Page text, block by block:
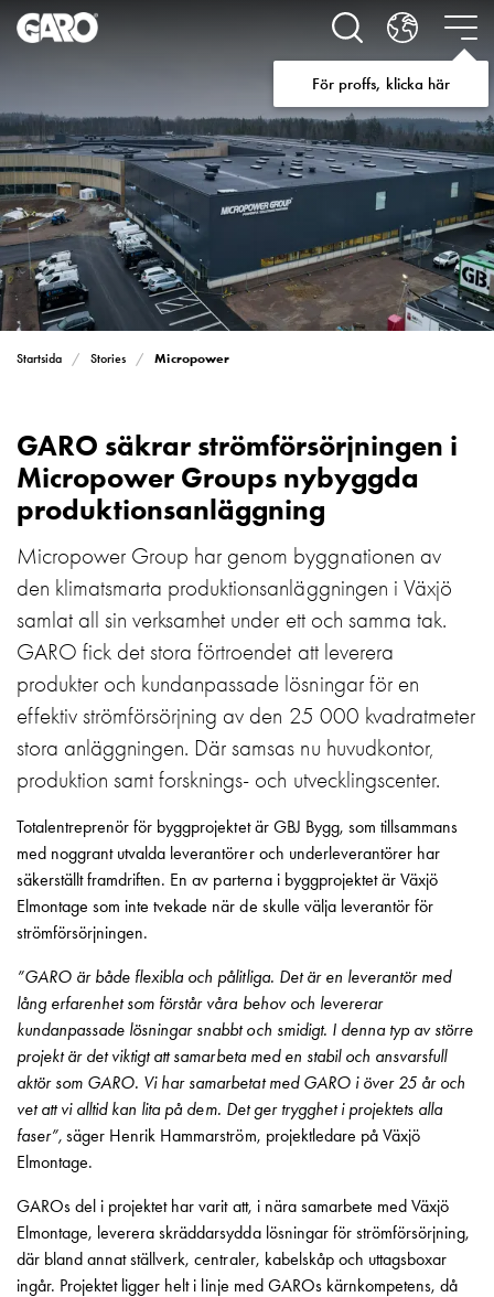
För proffs, klicka här
Lösningar
för
Elbilsladdning
bostadsrättsförening
Elbilsladdning
företag
Elbilsladdning
publika
miljöer
Marina
Villan
Campingplatser
fordonstrafik
Produkter
Laddboxar
Motorvärmare
(AC)
Laddstationer
43kW
(AC)
Mätarskåp
Camping
Marina
Energimätare
för
hem
och
fastigheter
Laddkabel
Laddstation
RAPID
Betalstationer
Support
återförsäljare
Ordlista
elbilsladdning
Skillnaden
på
AC-
och
DC
Startsida Stories Micropower
GARO säkrar strömförsörjningen i
Micropower Groups nybyggda
produktionsanläggning
Micropower Group har genom byggnationen av
den klimatsmarta produktionsanläggningen i Växjö
samlat all sin verksamhet under ett och samma tak.
GARO fick det stora förtroendet att leverera
produkter och kundanpassade lösningar för en
effektiv strömförsörjning av den 25 000 kvadratmeter
stora anläggningen. Där samsas nu huvudkontor,
produktion samt forsknings- och utvecklingscenter.
Totalentreprenör för byggprojektet är GBJ Bygg, som tillsammans
med noggrant utvalda leverantörer och underleverantörer har
säkerställt framdriften. En av parterna i byggprojektet är Växjö
Elmontage som inte tvekade när de skulle välja leverantör för
strömförsörjningen.
”GARO är både flexibla och pålitliga. Det är en leverantör med
lång erfarenhet som förstår våra behov och levererar
kundanpassade lösningar snabbt och smidigt. I denna typ av större
projekt är det viktigt att samarbeta med en stabil och ansvarsfull
aktör som GARO. Vi har samarbetat med GARO i över 25 år och
vet att vi alltid kan lita på dem. Det ger trygghet i projektets alla
faser”,säger Henrik Hammarström, projektledare på Växjö
Elmontage.
GAROs del i projektet har varit att, i nära samarbete med Växjö
Elmontage, leverera skräddarsydda lösningar för strömförsörjning,
där bland annat ställverk, centraler, kabelskåp och uttagsboxar
ingår. Projektet ligger helt i linje med GAROs kärnkompetens, då